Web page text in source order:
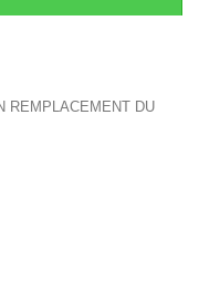
REMPLACEMENT DU